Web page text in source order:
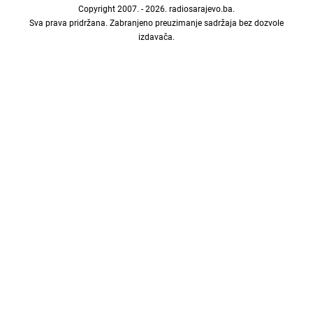
Copyright 2007. - 2026. radiosarajevo.ba.
Sva prava pridržana. Zabranjeno preuzimanje sadržaja bez dozvole
izdavača.